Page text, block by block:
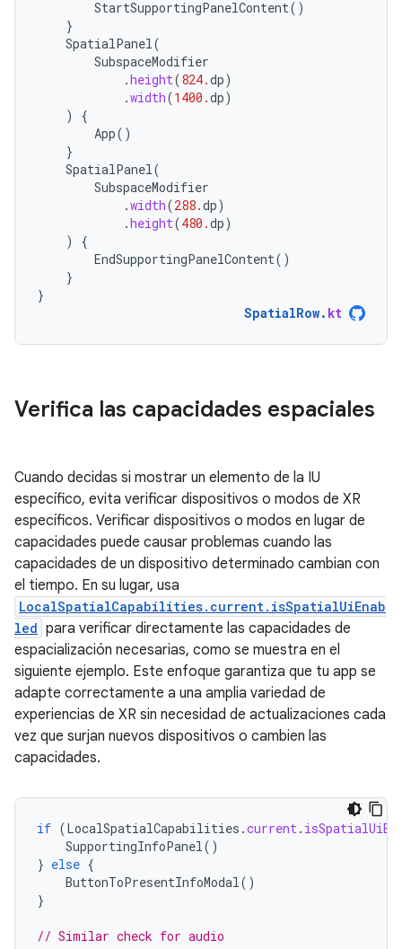
StartSupportingPanelContent()
}
SpatialPanel(
SubspaceModifier
.height(824.dp)
.width(1400.dp)
)
{
App()
}
SpatialPanel(
SubspaceModifier
.width(288.dp)
.height(480.dp)
)
{
EndSupportingPanelContent()
}
}
SpatialRow. kt
Verifica las capacidades espaciales
Cuando decidas si mostrar un elemento de la IU
específico, evita verificar dispositivos o modos de XR
específicos. Verificar dispositivos o modos en lugar de
capacidades puede causar problemas cuando las
capacidades de un dispositivo determinado cambian con
el tiempo. En su lugar, usa
LocalSpatialCapabilities.current.isSpatialUiEnab
led para verificar directamente las capacidades de
espacialización necesarias, como se muestra en el
siguiente ejemplo. Este enfoque garantiza que tu app se
adapte correctamente a una amplia variedad de
experiencias de XR sin necesidad de actualizaciones cada
vez que surjan nuevos dispositivos o cambien las
capacidades.
if (LocalSpatialCapabilities .current.
SupportingInfoPanel()
} else {
ButtonToPresentInfoModal()
}
// Similar check for audio